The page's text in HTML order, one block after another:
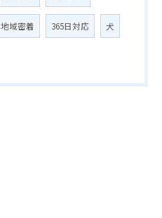
地域密着 365日対応 犬